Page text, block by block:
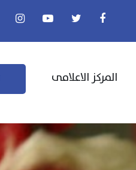
المركز الاعلامى